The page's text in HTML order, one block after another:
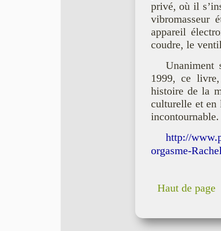
privé, où il
vibromasseur
appareil
coudre, le
Unaniment
1999, ce
histoire de la
culturelle et en
incontournable.
http://
orgasme-
Haut de page